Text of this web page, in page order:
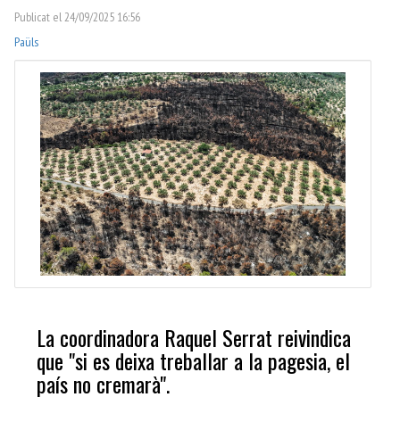
Publicat el 24/09/2025 16:56
Paüls
La coordinadora Raquel Serrat reivindica
que "si es deixa treballar a la pagesia, el
país no cremarà".